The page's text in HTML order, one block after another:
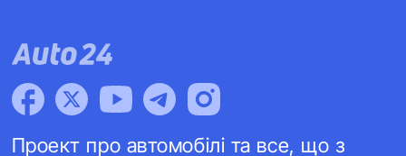
Проект про автомобілі та все, що з